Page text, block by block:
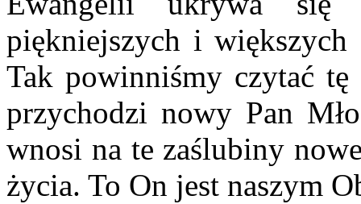
piękniejszych i większych
Tak powinniśmy czytać
przychodzi nowy Pan
wnosi na te zaślubiny
życia. To On jest naszym